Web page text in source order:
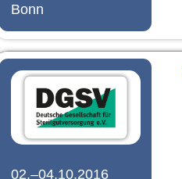
Bonn
02.–04.10.2016